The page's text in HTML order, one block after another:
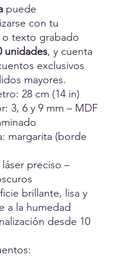
puede
con tu
texto grabado
unidades, y cuenta
exclusivos
mayores.
28 cm (14 in)
3, 6 y 9 mm – MDF
margarita (borde
preciso –
brillante, lisa y
a la humedad
desde 10